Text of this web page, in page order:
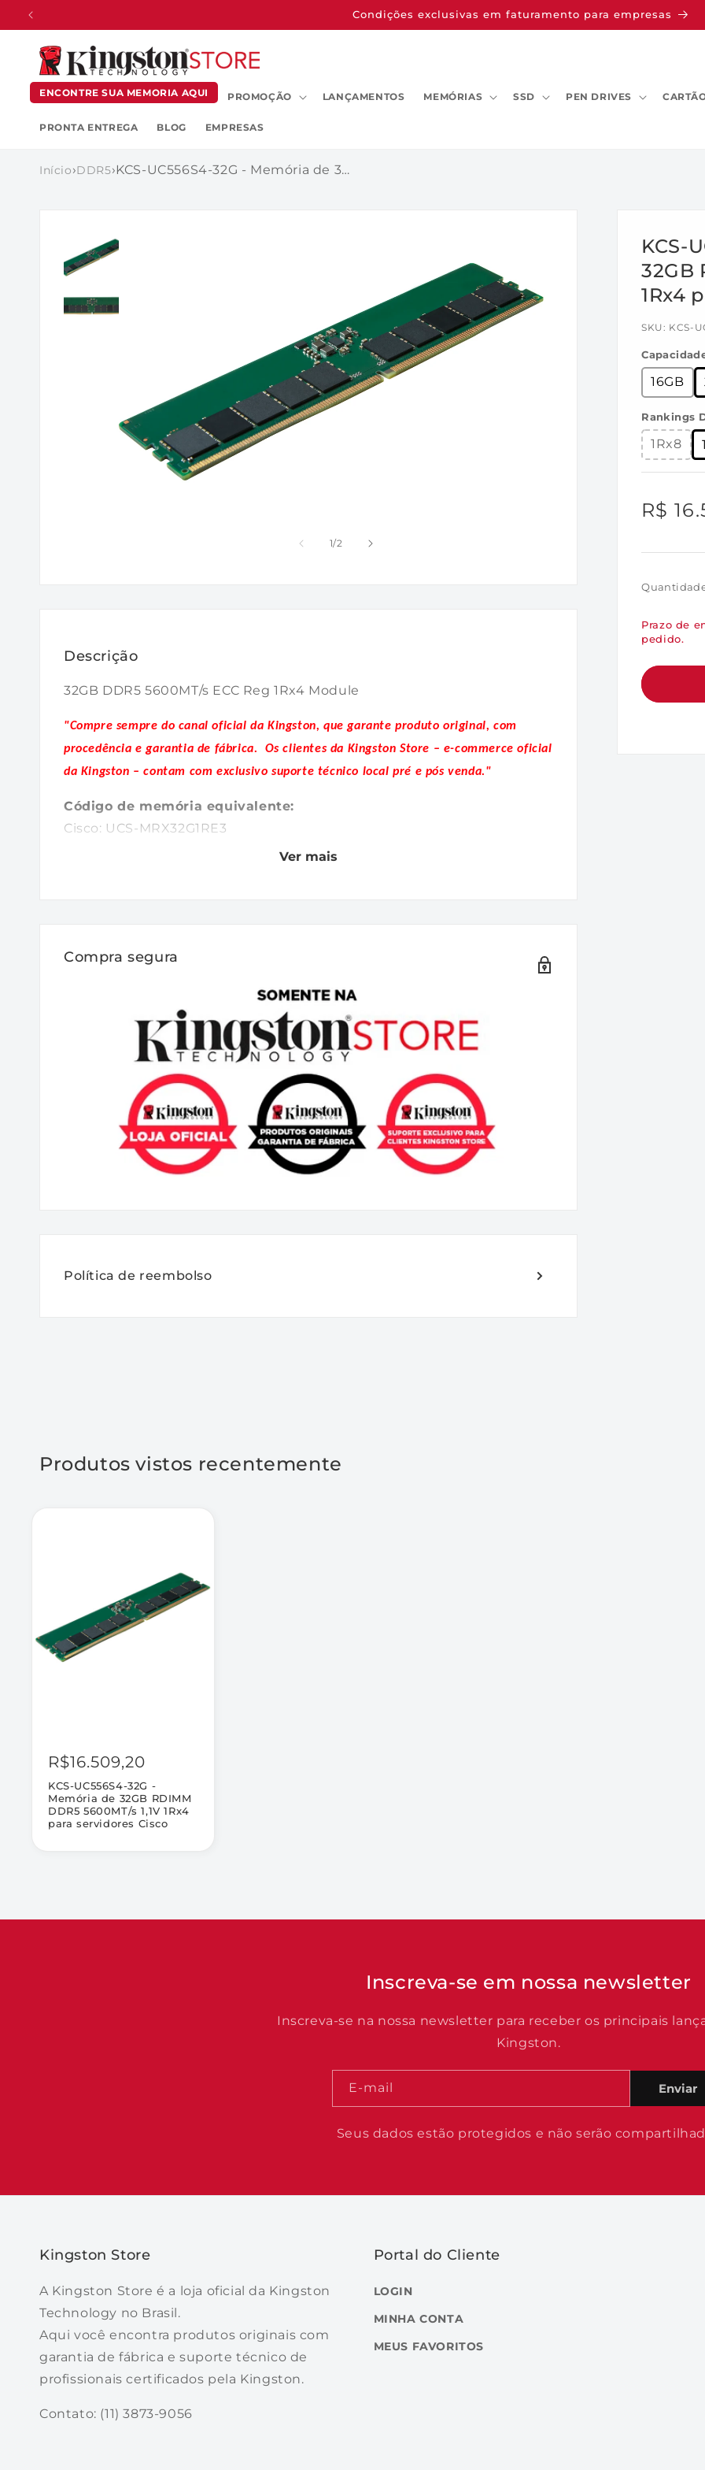
PARA O
CONTEÚDO
Condições exclusivas em faturamento para empresas
ENCONTRE SUA MEMORIA AQUI PROMOÇÃO LANÇAMENTOS MEMÓRIAS SSD PEN DRIVES
PRONTA ENTREGA BLOG EMPRESAS
Início›DDR5› KCS-UC556S4-32G - Memória de 32GB RDIMM DDR5 5600MT/s 1,1V 1Rx4 para servidores Cisco
1/de
2
Descrição
32GB DDR5 5600MT/s ECC Reg 1Rx4 Module
"Compre sempre do canal oficial da Kingston, que garante produto original, com
procedência e garantia de fábrica. Os clientes da Kingston Store – e-commerce oficial
da Kingston – contam com exclusivo suporte técnico local pré e pós venda."
Código de memória equivalente:
Cisco: UCS-MRX32G1RE3
atender as exatas especificações de cada marca de sistema. Tem
suporte técnico gratuito, garantia vitalícia e a reconhecida confiabilidade
32GB Module - DDR5 5600MHz RDIMM
Código do Produto: KCS-UC556S4-32G
Especificações: DDR5 5600MT/s ECC Registered DIMM CL46 1RX4
1.1V 288-pin 16Gbit.
Ver mais
Compra segura
Política de reembolso
KCS-
32GB
1Rx4
SKU: KCS-
16GB
Rankings
1Rx8
Preço
R$
Prazo de
pedido.
Produtos vistos recentemente
R$16.509,20
KCS-UC556S4-32G -
Memória de 32GB RDIMM
DDR5 5600MT/s 1,1V 1Rx4
para servidores Cisco
Inscreva-se em nossa newsletter
Inscreva-se na nossa newsletter para receber os principais
Kingston.
E-mail Enviar
Seus dados estão protegidos e não serão
Kingston Store
A Kingston Store é a loja oficial da Kingston
Technology no Brasil.
Aqui você encontra produtos originais com
garantia de fábrica e suporte técnico de
profissionais certificados pela Kingston.
Contato: (11) 3873-9056
Portal do Cliente
LOGIN
MINHA CONTA
MEUS FAVORITOS